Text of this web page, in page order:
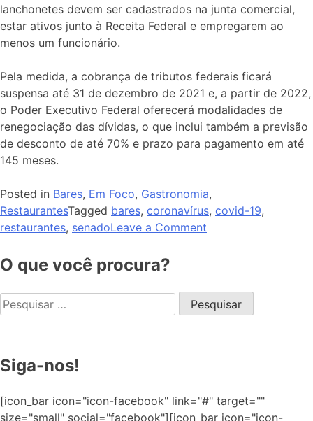
lanchonetes devem ser cadastrados na junta comercial,
estar ativos junto à Receita Federal e empregarem ao
menos um funcionário.
Pela medida, a cobrança de tributos federais ficará
suspensa até 31 de dezembro de 2021 e, a partir de 2022,
o Poder Executivo Federal oferecerá modalidades de
renegociação das dívidas, o que inclui também a previsão
de desconto de até 70% e prazo para pagamento em até
145 meses.
Posted in Bares, Em Foco, Gastronomia,
RestaurantesTagged bares, coronavírus, covid-19,
restaurantes, senadoLeave a Comment
O que você procura?
Siga-nos!
[icon_bar icon="icon-facebook" link="#" target=""
size="small" social="facebook"][icon_bar icon="icon-